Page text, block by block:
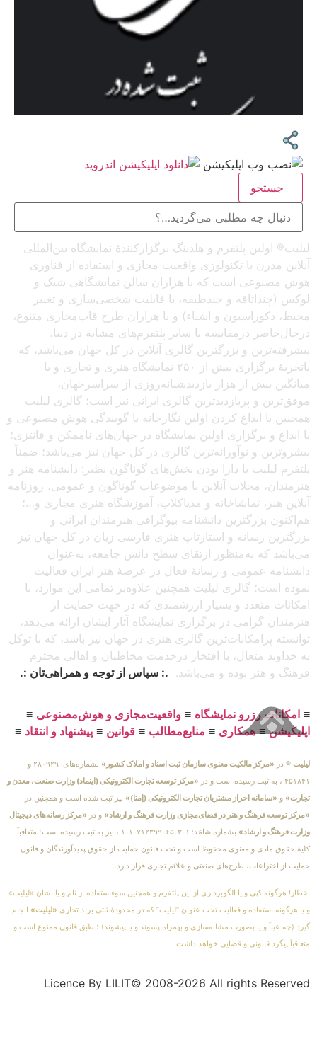
جستجو
لیلیت® اولین پلتفرم و هلدینگ برگزارکنندهٔ نمایشگاه بین‌المللی
آنلاین مدرن با تکنولوژی واقعیت مجازی و استفاده از فناوری
هوش مصنوعی است که با هزاران سالن نمایشگاهی شیک و
لوکس (چنداتاقه و چندطبقه، با قابلیت شخصی‌سازی و تغییر
محیط، دکوراسیون و اشیاء) و با هزاران طرح قاب‌مجازی متنوع،
درحال‌حاضر درمقایسه با سایر پلتفرم‌های مشابه در دنیا،
پیشرفته‌ترین و بزرگترین گالری آنلاین در کل جهان می‌باشد، که
باتجربهٔ برگزاری بیش از ۲۵۰ نمایشگاه هنری و تجاری و با
میانگین بیش از هزار بازدیدشبانه‌روزی از سراسرجهان،
موفق‌ترین و پربازدیدترین گالری ایرانی نیز است؛ گالری لیلیت
همچنین با ابداع کردن اولین نگارخانه با گویندگی هوش مصنوعی و
با ابداع و برگزاری اولین نمایشگاه در جهان‌های ناممکن و فانتزی؛
پیشروترین و نوآورانه‌ترین گالری در کل جهان نیز می‌باشد؛ ضمناً
پلتفرم لیلیت با دارا بودن بخش‌های گوناگون نظیر: دانشنامه هنر و
هنرمندان، مجلات آنلاین با موضوعات گوناگون و عمومی، روزنامه
آنلاین هنر، تماشاخانه و مدیاکلاب، آموزشگاه هنری مجازی و…؛
هم‌اکنون بزرگترین دانشنامه بیوگرافی هنرمندان ایرانی و
بزرگترین رسانه و استارتاپ هنری فارسی زبان در کل جهان نیز
می‌باشد که به‌منظور ارتقای سطح دانش جامعه، به‌عنوان
دانشنامه عمومی و رسانهٔ فعال در عرصهٔ هنر ایران فعالیت
نموده است؛ گالری لیلیت همچنین علاوه‌بر تمامی این موارد، با
امکانات متعدد و بسیار ارزشمندی که در جهت حمایت از
هنرمندان گرامی در برگزاری نمایشگاه آثار ایشان ارائه می‌دهد،
توانسته پرامکانات‌ترین گالری هنری در جهان نیز باشد، که با توکل
به خداوند متعال، با افتخار درخدمت مخاطبان و اهالی محترم
فرهنگ و هنر بوده و می‌باشد. .: سپاس از توجه و همراهی‌تان :.
≡ امکانات رزرو نمایشگاه ≡ واقعیت‌مجازی و هوش‌مصنوعی ≡
اپلیکیشن≡همکاری ≡ منابع‌مطالب ≡ قوانین ≡ پیشنهاد و انتقاد ≡
لیلیت ® در «مرکز مالکیت معنوی سازمان ثبت اسناد و املاک کشور»
بشماره‌های: ۲۸۰۹۲۹ و
۴۵۱۸۴۱ ، به ثبت رسیده است و در
«مرکز توسعه تجارت الکترونیکی (اینماد) وزارت صنعت، معدن و
تجارت» و «سامانه احراز مشتریان تجارت الکترونیکی (اِمتا)» نیز ثبت شده است و همچنین در
«مرکز توسعه فرهنگ و هنر در فضای‌مجازی وزارت فرهنگ و ارشاد» و در «مرکز رسانه‌های دیجیتال
وزارت فرهنگ و ارشاد»
بشماره شامَد: ۱-۳-۶۵-۷۱۲۳۹۹-۱-۱ ، نیز به ثبت رسیده است؛ متعاقباً
کلیهٔ حقوق مادی و معنوی محفوظ است و تحت قانون حمایت از حقوق پدیدآورندگان و قانون
حمایت از اختراعات، طرح‌های صنعتی و علائم تجاری قرار دارد.
اخطار! هرگونه کپی و یا الگوبرداری از این پلتفرم و همچنین سوءاستفاده از نام و یا نشان «لیلیت»
و یا هرگونه استفاده و فعالیت تحت عنوان “لیلیت” که در محدودهٔ ثبتی برند تجاری «لیلیت» انجام
گیرد (چه عیناً و یا بصورت مشابه‌سازی و بهمراه پسوند و یا پیشوند) ؛ طبق قانون ممنوع است و
متعاقباً پیگرد قانونی و قضایی خواهد داشت!
Licence By LILIT© 2008-2026 All rights Reserved